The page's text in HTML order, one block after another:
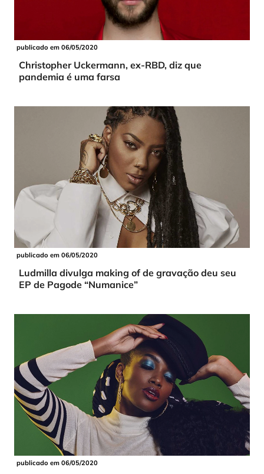
publicado em 06/05/2020
Christopher Uckermann, ex-RBD, diz que
pandemia é uma farsa
publicado em 06/05/2020
Ludmilla divulga making of de gravação deu seu
EP de Pagode “Numanice”
publicado em 06/05/2020